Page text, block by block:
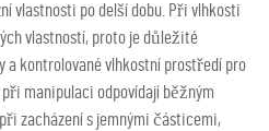
vlastnosti po delší dobu. Při vlhkosti
vlastností, proto je důležité
a kontrolované vlhkostní prostředí pro
manipulaci odpovídají běžným
zacházení s jemnými částicemi,